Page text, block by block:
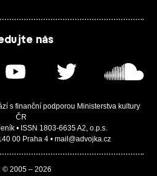
nás
s finanční podporou Ministerstva kultury
ČR
• ISSN 1803-6635 A2, o.p.s.
00 Praha 4 • mail@advojka.cz
© 2005 – 2026